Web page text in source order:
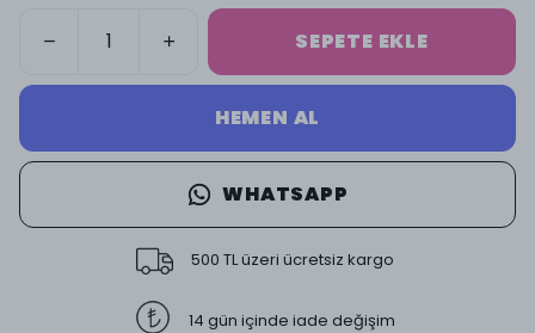
SEPETE EKLE
HEMEN AL
WHATSAPP
500 TL üzeri ücretsiz kargo
14 gün içinde iade değişim